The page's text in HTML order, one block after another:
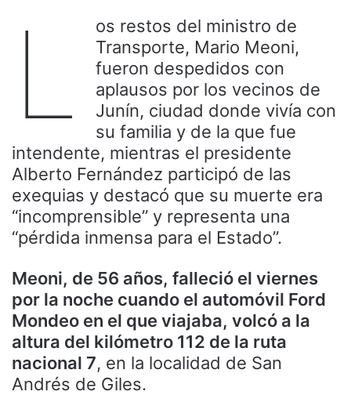
L
os restos del ministro de
Transporte, Mario Meoni,
fueron despedidos con
aplausos por los vecinos de
Junín, ciudad donde vivía con
su familia y de la que fue
intendente, mientras el presidente
Alberto Fernández participó de las
exequias y destacó que su muerte era
“incomprensible” y representa una
“pérdida inmensa para el Estado”.
Meoni, de 56 años, falleció el viernes
por la noche cuando el automóvil Ford
Mondeo en el que viajaba, volcó a la
altura del kilómetro 112 de la ruta
nacional 7, en la localidad de San
Andrés de Giles.